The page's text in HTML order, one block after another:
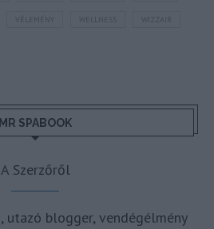
WIZZAIR
MR SPABOOK
A Szerzőről
utazó blogger, vendégélmény